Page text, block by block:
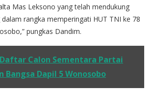
Mas Leksono yang telah mendukung
rangka memperingati HUT TNI ke 78
pungkas Dandim.
Daftar Calon Sementara Partai
Bangsa Dapil 5 Wonosobo